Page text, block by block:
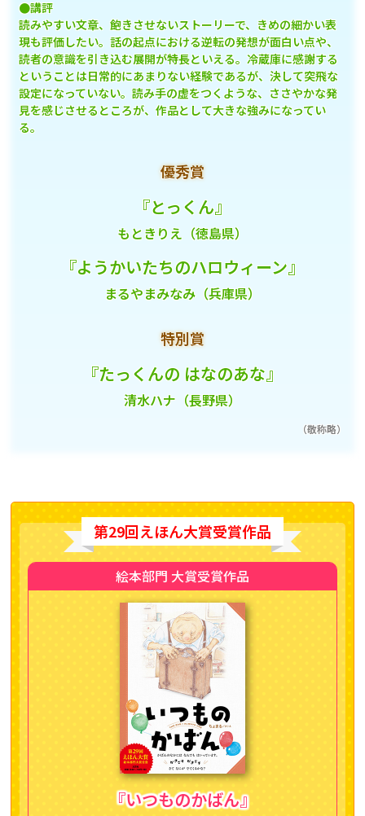
●講評
読みやすい文章、飽きさせないストーリーで、きめの細かい表
現も評価したい。話の起点における逆転の発想が面白い点や、
読者の意識を引き込む展開が特長といえる。冷蔵庫に感謝する
ということは日常的にあまりない経験であるが、決して突飛な
設定になっていない。読み手の虚をつくような、ささやかな発
見を感じさせるところが、作品として大きな強みになってい
る。
優秀賞
『とっくん』
もときりえ（徳島県）
『ようかいたちのハロウィーン』
まるやまみなみ（兵庫県）
特別賞
『たっくんの はなのあな』
清水ハナ（長野県）
（敬称略）
第29回えほん大賞受賞作品
絵本部門 大賞受賞作品
『いつものかばん』